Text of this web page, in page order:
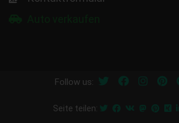
Follow us:
Seite teilen: